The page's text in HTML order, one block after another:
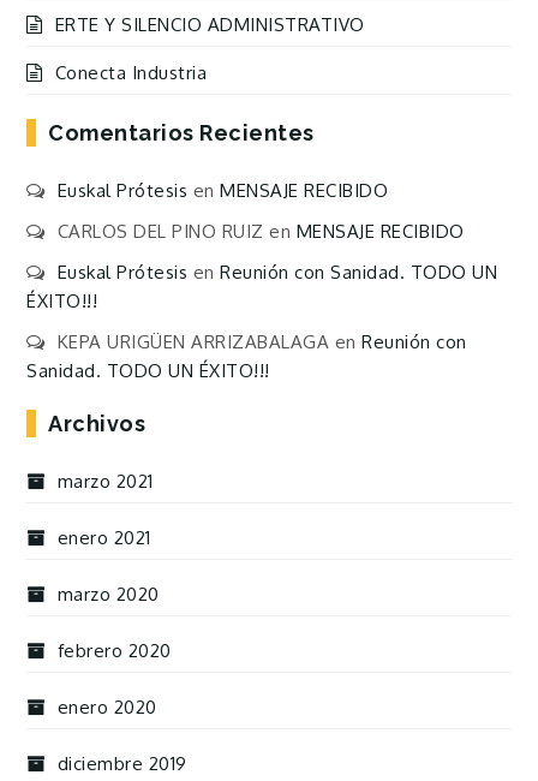
ERTE Y SILENCIO ADMINISTRATIVO
Conecta Industria
Comentarios Recientes
Euskal Prótesis enMENSAJE RECIBIDO
CARLOS DEL PINO RUIZ en MENSAJE RECIBIDO
Euskal Prótesis enReunión con Sanidad. TODO UN
ÉXITO!!!
KEPA URIGÜEN ARRIZABALAGA enReunión con
Sanidad. TODO UN ÉXITO!!!
Archivos
marzo 2021
enero 2021
marzo 2020
febrero 2020
enero 2020
diciembre 2019